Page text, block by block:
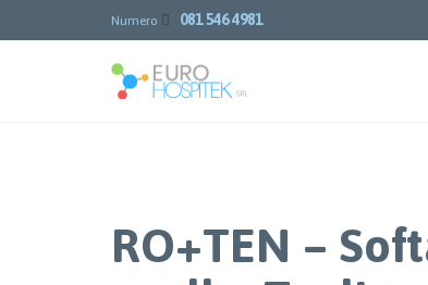
Numero  081 546 4981
RO+TEN –